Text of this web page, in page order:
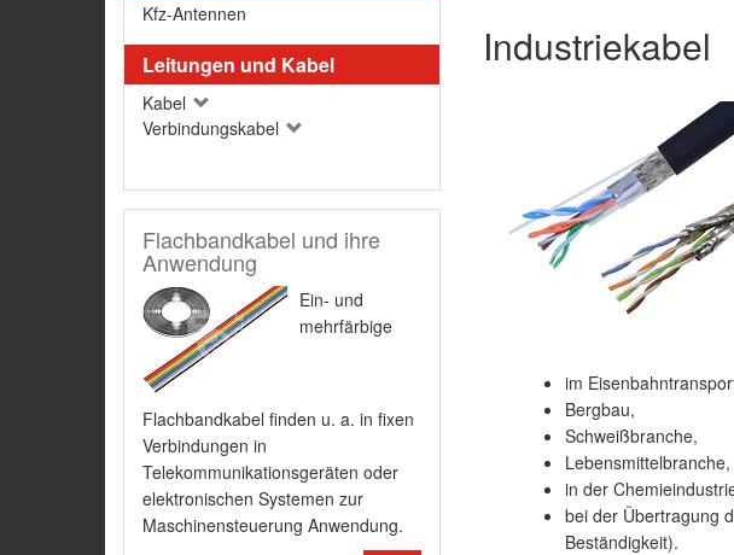
Kfz-Antennen
Leitungen und Kabel
Kabel
Verbindungskabel
Flachbandkabel und ihre
Anwendung
Ein- und
mehrfärbige
Flachbandkabel finden u. a. in fixen
Verbindungen in
Telekommunikationsgeräten oder
elektronischen Systemen zur
Maschinensteuerung Anwendung.
Industriekabel
im
Bergbau,
Schweißbranche,
Lebensmittelbranche,
in der
bei der Übertragung
Beständigkeit).